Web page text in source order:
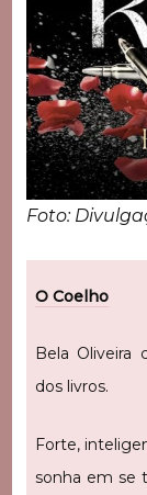
Foto:
O Coelho
Bela Oliveira
dos livros.
Forte,
sonha em se